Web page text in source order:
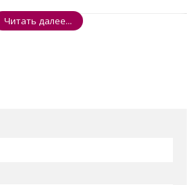
Читать далее...